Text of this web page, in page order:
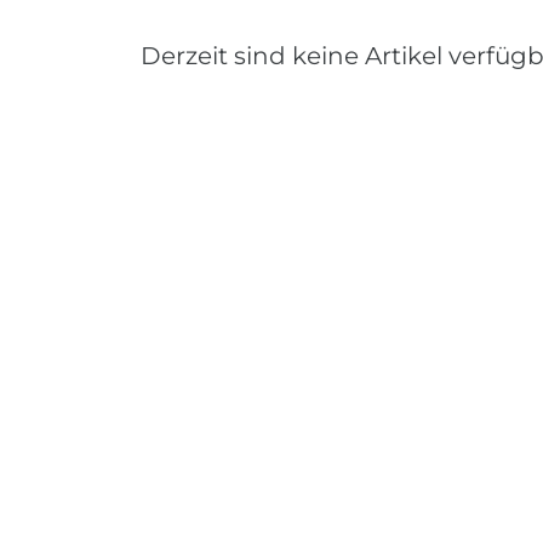
Derzeit sind keine Artikel